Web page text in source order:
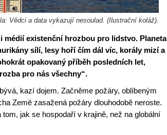
Vědci a data vykazují nesoulad. (Ilustrační koláž).
médií existenční hrozbou pro lidstvo. Planeta
sílí, lesy hoří čím dál víc, korály mizí a
opakovaný příběh posledních let,
pro nás všechny“.
kazí dojem. Začněme požáry, oblíbeným
Země zasažená požáry dlouhodobě neroste.
jak se hospodaří v krajině, než na globální